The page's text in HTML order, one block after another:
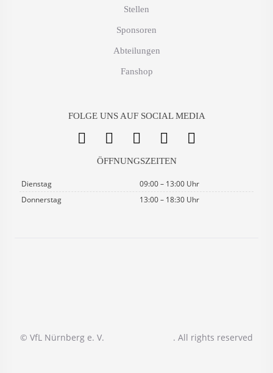
Stellen
Sponsoren
Abteilungen
Fanshop
FOLGE UNS AUF SOCIAL MEDIA
ÖFFNUNGSZEITEN
Dienstag
09:00 – 13:00 Uhr
Donnerstag
13:00 – 18:30 Uhr
© VfL Nürnberg e. V. . All rights reserved